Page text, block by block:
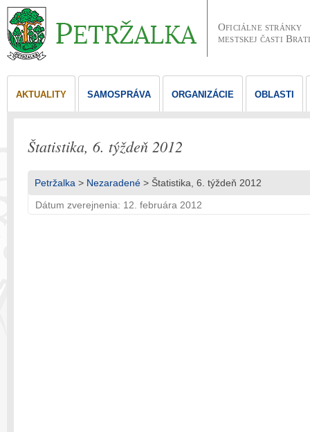
Oficiálne stránky
mestskej časti
AKTUALITY SAMOSPRÁVA ORGANIZÁCIE OBLASTI
Štatistika, 6. týždeň 2012
Petržalka > Nezaradené > Štatistika, 6. týždeň 2012
Dátum zverejnenia: 12. februára 2012